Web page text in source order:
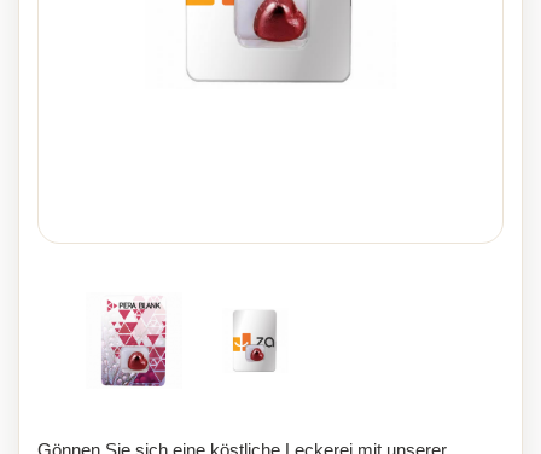
Gönnen Sie sich eine köstliche Leckerei mit unserer